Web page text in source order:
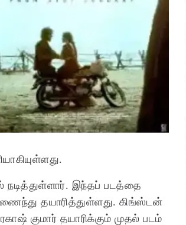
நடித்துள்ளார். இந்தப் படத்தை
தயாரித்துள்ளது. கிங்ஸ்டன்
குமார் தயாரிக்கும் முதல் படம்